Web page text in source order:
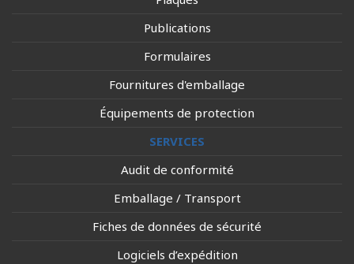
Publications
Formulaires
Fournitures d'emballage
Équipements de protection
SERVICES
Audit de conformité
Emballage / Transport
Fiches de données de sécurité
Logiciels d’expédition